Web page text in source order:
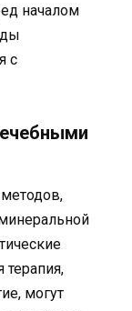
началом
с
терапия,
могут